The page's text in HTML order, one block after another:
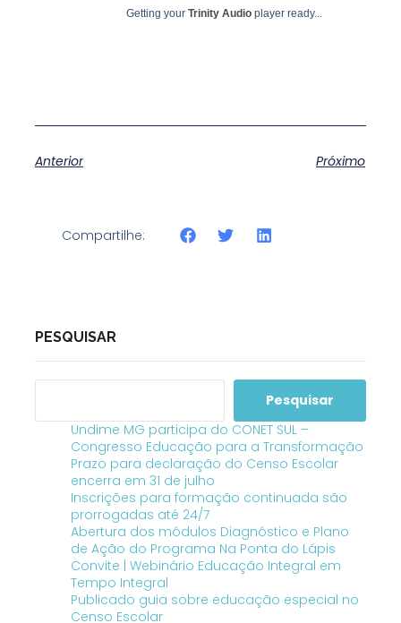
Getting your Trinity Audioplayer ready...
Anterior Próximo
Compartilhe:
PESQUISAR
Pesquisar
Undime MG participa do CONET SUL –
Congresso Educação para a Transformação
Prazo para declaração do Censo Escolar
encerra em 31 de julho
Inscrições para formação continuada são
prorrogadas até 24/7
Abertura dos módulos Diagnóstico e Plano
de Ação do Programa Na Ponta do Lápis
Convite | Webinário Educação Integral em
Tempo Integral
Publicado guia sobre educação especial no
Censo Escolar